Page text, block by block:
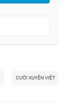
CƯỜI XUYÊN VIỆT